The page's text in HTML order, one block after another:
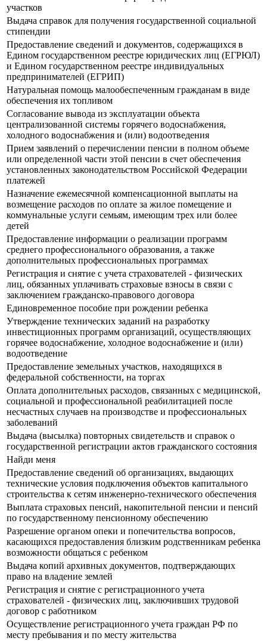
участков
Выдача справок для получения государственной социальной
стипендии
Предоставление сведений и документов, содержащихся в
Едином государственном реестре юридических лиц (ЕГРЮЛ)
и Едином государственном реестре индивидуальных
предпринимателей (ЕГРИП)
Натуральная помощь малообеспеченным гражданам в виде
обеспечения их топливом
Согласование вывода из эксплуатации объекта
централизованной системы горячего водоснабжения,
холодного водоснабжения и (или) водоотведения
Прием заявлений о перечислении пенсии в полном объеме
или определенной части этой пенсии в счет обеспечения
установленных законодательством Российской Федерации
платежей
Назначение ежемесячной компенсационной выплаты на
возмещение расходов по оплате за жилое помещение и
коммунальные услуги семьям, имеющим трех или более
детей
Предоставление информации о реализации программ
среднего профессионального образования, а также
дополнительных профессиональных программах
Регистрация и снятие с учета страхователей - физических
лиц, обязанных уплачивать страховые взносы в связи с
заключением гражданско-правового договора
Единовременное пособие при рождении ребенка
Утверждение технических заданий на разработку
инвестиционных программ организаций, осуществляющих
горячее водоснабжение, холодное водоснабжение и (или)
водоотведение
Предоставление земельных участков, находящихся в
федеральной собственности, на торгах
Оплата дополнительных расходов, связанных с медицинской,
социальной и профессиональной реабилитацией после
несчастных случаев на производстве и профессиональных
заболеваний
Выдача (высылка) повторных свидетельств и справок о
государственной регистрации актов гражданского состояния
Найди меня
Предоставление сведений об организациях, выдающих
технические условия подключения объектов капитального
строительства к сетям инженерно-технического обеспечения
Выплата страховых пенсий, накопительной пенсии и пенсий
по государственному пенсионному обеспечению
Разрешение органом опеки и попечительства вопросов,
касающихся предоставления близким родственникам ребенка
возможности общаться с ребенком
Выдача копий архивных документов, подтверждающих
право на владение землей
Регистрация и снятие с регистрационного учета
страхователей - физических лиц, заключивших трудовой
договор с работником
Осуществление регистрационного учета граждан РФ по
месту пребывания и по месту жительства